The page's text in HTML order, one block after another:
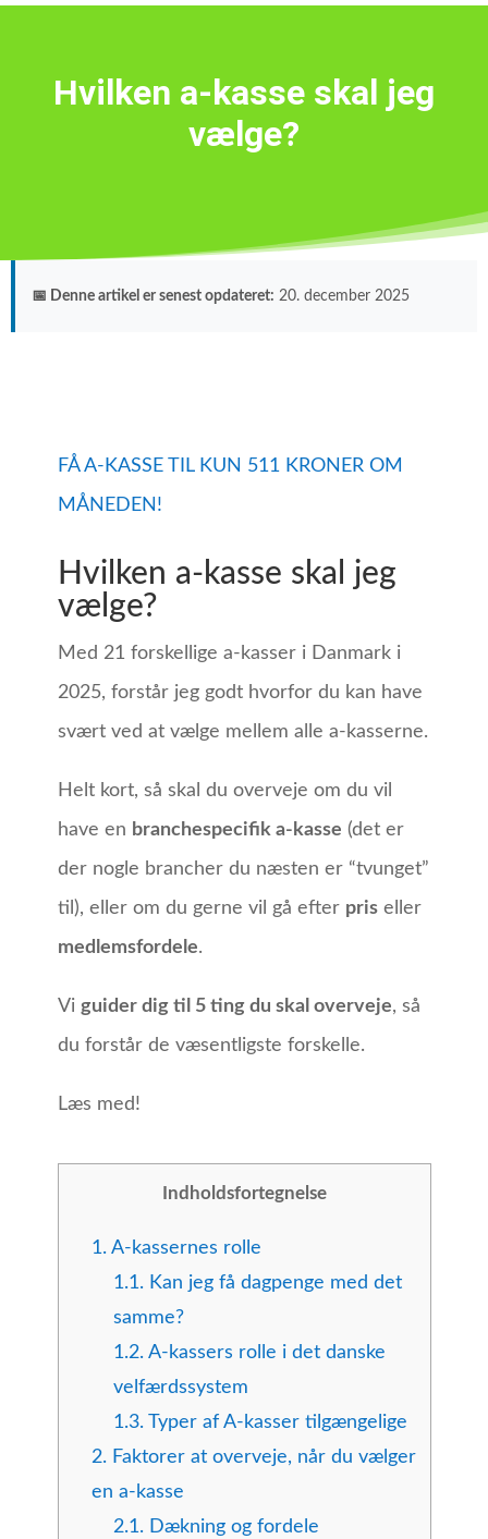
Hvilken a-kasse skal jeg
vælge?
📅 Denne artikel er senest opdateret: 20. december 2025
FÅ A-KASSE TIL KUN 511 KRONER OM
MÅNEDEN!
Hvilken a-kasse skal jeg
vælge?
Med 21 forskellige a-kasser i Danmark i
2025, forstår jeg godt hvorfor du kan have
svært ved at vælge mellem alle a-kasserne.
Helt kort, så skal du overveje om du vil
have en branchespecifik a-kasse (det er
der nogle brancher du næsten er “tvunget”
til), eller om du gerne vil gå efter priseller
medlemsfordele.
Vi guider dig til 5 ting du skal overveje, så
du forstår de væsentligste forskelle.
Læs med!
Indholdsfortegnelse
1.A-kassernes rolle
1.1.Kan jeg få dagpenge med det
samme?
1.2.A-kassers rolle i det danske
velfærdssystem
1.3.Typer af A-kasser tilgængelige
2.Faktorer at overveje, når du vælger
en a-kasse
2.1.Dækning og fordele